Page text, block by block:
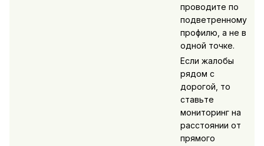
проводите по
подветренному
профилю, а не в
одной точке.
Если жалобы
рядом с
дорогой, то
ставьте
мониторинг на
расстоянии от
прямого